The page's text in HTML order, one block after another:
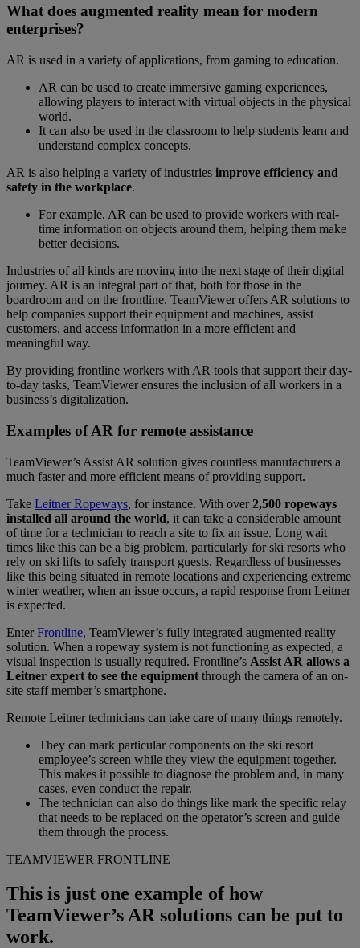
What does augmented reality mean for modern
enterprises?
AR is used in a variety of applications, from gaming to education.
AR can be used to create immersive gaming experiences,
allowing players to interact with virtual objects in the physical
world.
It can also be used in the classroom to help students learn and
understand complex concepts.
AR is also helping a variety of industries improve efficiency and
safety in the workplace.
For example, AR can be used to provide workers with real-
time information on objects around them, helping them make
better decisions.
Industries of all kinds are moving into the next stage of their digital
journey. AR is an integral part of that, both for those in the
boardroom and on the frontline. TeamViewer offers AR solutions to
help companies support their equipment and machines, assist
customers, and access information in a more efficient and
meaningful way.
By providing frontline workers with AR tools that support their day-
to-day tasks, TeamViewer ensures the inclusion of all workers in a
business’s digitalization.
Examples of AR for remote assistance
TeamViewer’s Assist AR solution gives countless manufacturers a
much faster and more efficient means of providing support.
Take Leitner Ropeways, for instance. With over2,500 ropeways
installed all around the world, it can take a considerable amount
of time for a technician to reach a site to fix an issue. Long wait
times like this can be a big problem, particularly for ski resorts who
rely on ski lifts to safely transport guests. Regardless of businesses
like this being situated in remote locations and experiencing extreme
winter weather, when an issue occurs, a rapid response from Leitner
is expected.
EnterFrontline, TeamViewer’s fully integrated augmented reality
solution. When a ropeway system is not functioning as expected, a
visual inspection is usually required. Frontline’s Assist AR allows a
Leitner expert to see the equipment through the camera of an on-
site staff member’s smartphone.
Remote Leitner technicians can take care of many things remotely.
They can mark particular components on the ski resort
employee’s screen while they view the equipment together.
This makes it possible to diagnose the problem and, in many
cases, even conduct the repair.
The technician can also do things like mark the specific relay
that needs to be replaced on the operator’s screen and guide
them through the process.
TEAMVIEWER FRONTLINE
This is just one example of how
TeamViewer’s AR solutions can be put to
work.